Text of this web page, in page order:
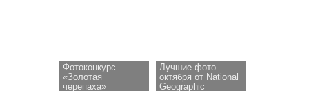
Фотоконкурс
«Золотая
черепаха»
Лучшие фото
октября от National
Geographic